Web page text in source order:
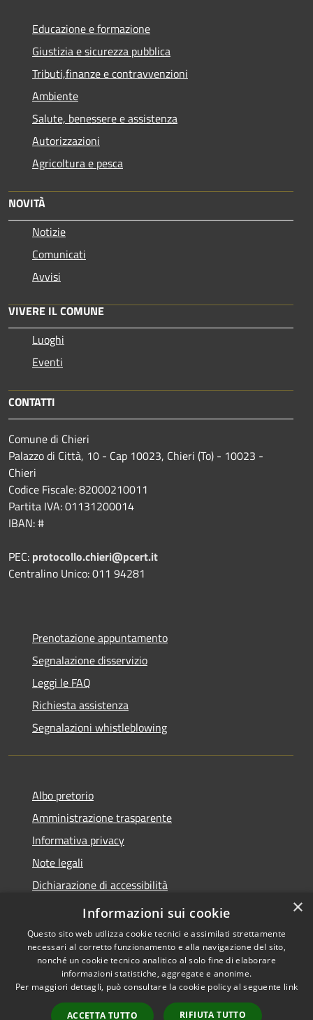
Educazione e formazione
Giustizia e sicurezza pubblica
Tributi,finanze e contravvenzioni
Ambiente
Salute, benessere e assistenza
Autorizzazioni
Agricoltura e pesca
NOVITÀ
Notizie
Comunicati
Avvisi
VIVERE IL COMUNE
Luoghi
Eventi
CONTATTI
Comune di Chieri
Palazzo di Città, 10 - Cap 10023, Chieri (To) - 10023 -
Chieri
Codice Fiscale: 82000210011
Partita IVA: 01131200014
IBAN: #
PEC: protocollo.chieri@pcert.it
Centralino Unico: 011 94281
Prenotazione appuntamento
Segnalazione disservizio
Leggi le FAQ
Richiesta assistenza
Segnalazioni whistleblowing
Albo pretorio
Amministrazione trasparente
Informativa privacy
Note legali
Dichiarazione di accessibilità
Meccanismo di Feedback
Accessibilità
Copyright © 2026 • Comune di
Chieri • Powered by
Municipium• Accesso
×
Informazioni sui cookie
Questo sito web utilizza cookie tecnici e assimilati strettamente
necessari al corretto funzionamento e alla navigazione del sito,
nonché un cookie tecnico analitico al solo fine di elaborare
informazioni statistiche, aggregate e anonime.
Per maggiori dettagli, può consultare la cookie policy al seguente link
ACCETTA TUTTO RIFIUTA TUTTO